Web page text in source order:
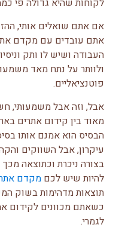
לקוחות שהיא גדולה פי
אם אתם שואלים אותי,
אתם עובדים עם מקדם
העבודה ושיש לו ותק
ולוותר על נתח מאד
פוטנציאליים.
אבל, וזה אבל משמעותי,
מאוד בין קידום אתרים
הבסיס הוא אמנם אותו
עיקרון, אבל השווקים
בצורה ניכרת וכתוצאה
להיות שיש לכם מקדם
תוצאות מדהימות בשוק
כשאתם מכוונים לקידום
לגמרי.